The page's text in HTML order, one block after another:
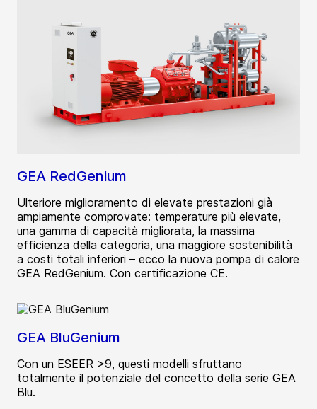
GEA RedGenium
Ulteriore miglioramento di elevate prestazioni già
ampiamente comprovate: temperature più elevate,
una gamma di capacità migliorata, la massima
efficienza della categoria, una maggiore sostenibilità
a costi totali inferiori – ecco la nuova pompa di calore
GEA RedGenium. Con certificazione CE.
GEA BluGenium
Con un ESEER >9, questi modelli sfruttano
totalmente il potenziale del concetto della serie GEA
Blu.